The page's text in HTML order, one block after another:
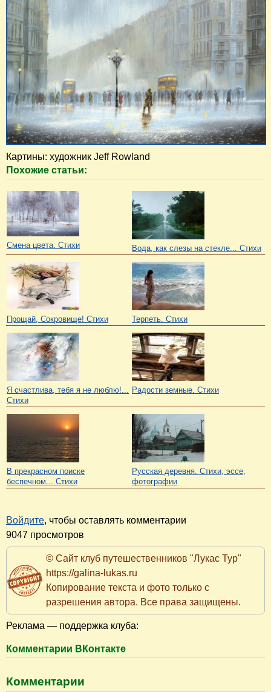
Картины: художник Jeff Rowland
Похожие статьи:
Смена цвета. Стихи Вода, как слезы на стекле... Стихи
Прощай, Сокровище! Стихи Терпеть. Стихи
Я счастлива, тебя я не люблю!...
Стихи
Радости земные. Стихи
В прекрасном поиске
беспечном... Стихи
Русская деревня. Стихи, эссе,
фотографии
Войдите, чтобы оставлять комментарии
9047 просмотров
© Сайт клуб путешественников "Лукас Тур"
https://galina-lukas.ru
Копирование текста и фото только с
разрешения автора. Все права защищены.
Реклама — поддержка клуба:
Комментарии ВКонтакте
Комментарии